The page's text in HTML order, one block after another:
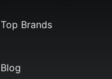
Top Brands
Blog